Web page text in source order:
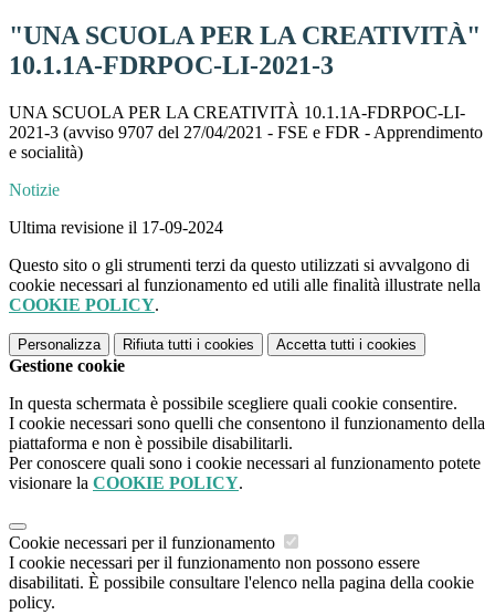
"UNA SCUOLA PER LA CREATIVITÀ"
10.1.1A-FDRPOC-LI-2021-3
UNA SCUOLA PER LA CREATIVITÀ 10.1.1A-FDRPOC-LI-
2021-3 (avviso 9707 del 27/04/2021 - FSE e FDR - Apprendimento
e socialità)
Notizie
Ultima revisione il 17-09-2024
Questo sito o gli strumenti terzi da questo utilizzati si avvalgono di
cookie necessari al funzionamento ed utili alle finalità illustrate nella
COOKIE POLICY.
Personalizza Rifiuta tutti i cookies Accetta tutti i cookies
Gestione cookie
In questa schermata è possibile scegliere quali cookie consentire.
I cookie necessari sono quelli che consentono il funzionamento della
piattaforma e non è possibile disabilitarli.
Per conoscere quali sono i cookie necessari al funzionamento potete
visionare la COOKIE POLICY.
Cookie necessari per il funzionamento
I cookie necessari per il funzionamento non possono essere
disabilitati. È possibile consultare l'elenco nella pagina della cookie
policy.